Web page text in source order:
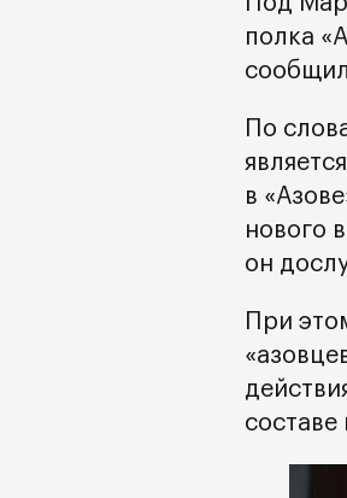
полка
По
в
нового
он
При